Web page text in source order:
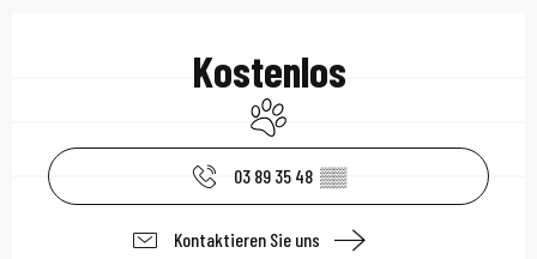
Öffnungszeiten &
Kostenlos
Tiere erlaubt
03 89 35 48 ▒▒
Kontaktieren Sie uns